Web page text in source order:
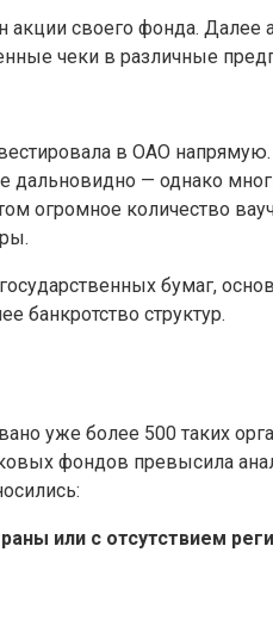
своего фонда. Далее
чеки в различные
в ОАО
дальновидно — однако
огромное количество
бумаг,
банкротство структур.
уже более 500 таких
фондов превысила
или с отсутствием